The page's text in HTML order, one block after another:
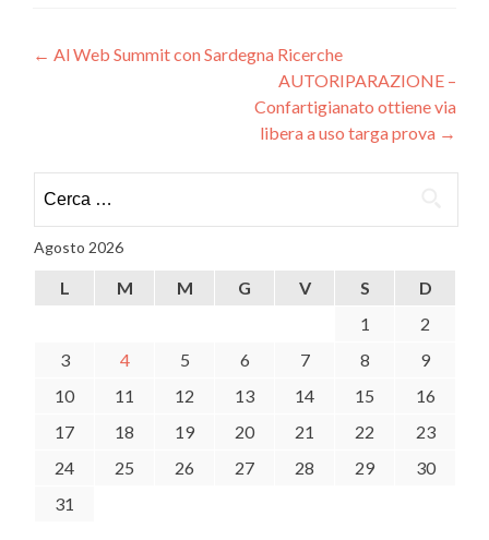
Navigazione
← Al Web Summit con Sardegna Ricerche
AUTORIPARAZIONE –
Confartigianato ottiene via
libera a uso targa prova →
per:
Agosto 2026
L M M G V S
D
1
2
3
4 5 6 7 8
9
10
11 12 13 14 15
16
17
18 19 20 21 22
23
24
25 26 27 28 29
30
31